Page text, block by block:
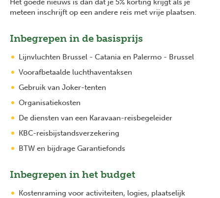
Het goede nieuws is dan dat je 5% korting krijgt als je
meteen inschrijft op een andere reis met vrije plaatsen.
Inbegrepen in de basisprijs
Lijnvluchten Brussel - Catania en Palermo - Brussel
Voorafbetaalde luchthaventaksen
Gebruik van Joker-tenten
Organisatiekosten
De diensten van een Karavaan-reisbegeleider
KBC-reisbijstandsverzekering
BTW en bijdrage Garantiefonds
Inbegrepen in het budget
Kostenraming voor activiteiten, logies, plaatselijk